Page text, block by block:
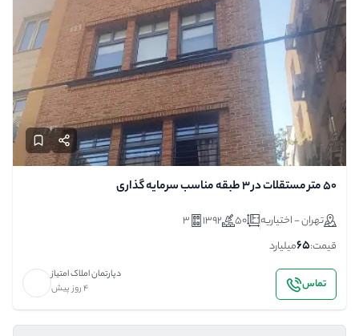
۵۰ متر مستقلات در ۳ طبقه مناسب سرمایه گذاری
تهران - اختیاریه 50
1392
3
قیمت:65میلیارد
تماس
دپارتمان املاک امتیاز
4 روز پیش